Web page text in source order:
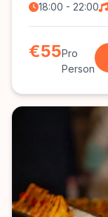
18:00 - 22:00
€55Pro
Person